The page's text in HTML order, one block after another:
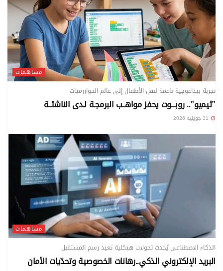
مساهمات
تجربة بيداغوجية ناعمة لنقل الأطفال إلى عالم الخوارزميات
”ثيميو”.. روبـــوت يحفز مواهــب البرمجـة لـدى الناشئــة
مساهمات
الذكاء الاصطناعي يُحدث تحولات هيكلية تعيد رسم المستقبل
البريد الإلكتروني الذكي..رهانات الخصوصية وتحدّيات الأمان